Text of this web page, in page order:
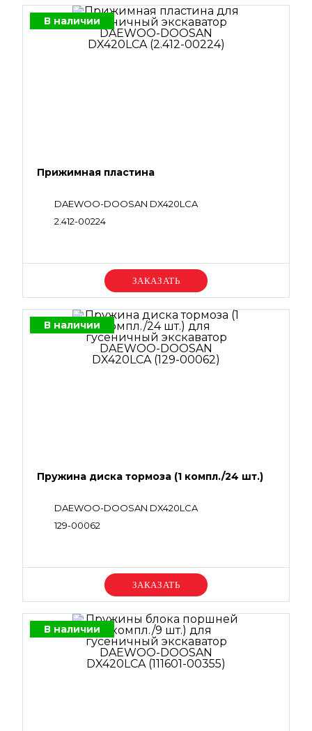
В наличии
Прижимная пластина
DAEWOO-DOOSAN DX420LCA
2.412-00224
Уточняйте цену
В наличии
Пружина диска тормоза (1 компл./24 шт.)
DAEWOO-DOOSAN DX420LCA
129-00062
Уточняйте цену
В наличии